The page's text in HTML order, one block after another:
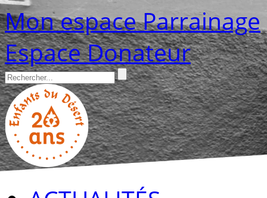
Mon espace Parrainage
Espace Donateur